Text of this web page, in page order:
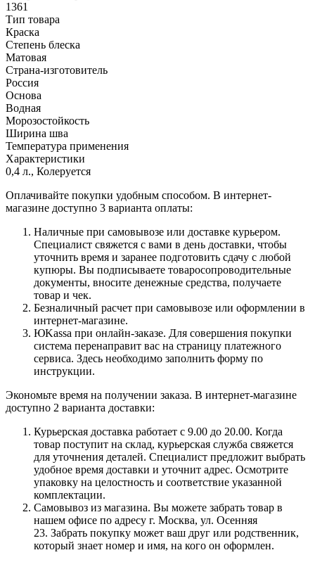
1361
Тип товара
Краска
Степень блеска
Матовая
Страна-изготовитель
Россия
Основа
Водная
Морозостойкость
Ширина шва
Температура применения
Характеристики
0,4 л., Колеруется
Оплачивайте покупки удобным способом. В интернет-
магазине доступно 3 варианта оплаты:
Наличные при самовывозе или доставке курьером.
Специалист свяжется с вами в день доставки, чтобы
уточнить время и заранее подготовить сдачу с любой
купюры. Вы подписываете товаросопроводительные
документы, вносите денежные средства, получаете
товар и чек.
Безналичный расчет при самовывозе или оформлении в
интернет-магазине.
ЮKassa при онлайн-заказе. Для совершения покупки
система перенаправит вас на страницу платежного
сервиса. Здесь необходимо заполнить форму по
инструкции.
Экономьте время на получении заказа. В интернет-магазине
доступно 2 варианта доставки:
Курьерская доставка работает с 9.00 до 20.00. Когда
товар поступит на склад, курьерская служба свяжется
для уточнения деталей. Специалист предложит выбрать
удобное время доставки и уточнит адрес. Осмотрите
упаковку на целостность и соответствие указанной
комплектации.
Самовывоз из магазина. Вы можете забрать товар в
нашем офисе по адресу г. Москва, ул. Осенняя
23. Забрать покупку может ваш друг или родственник,
который знает номер и имя, на кого он оформлен.